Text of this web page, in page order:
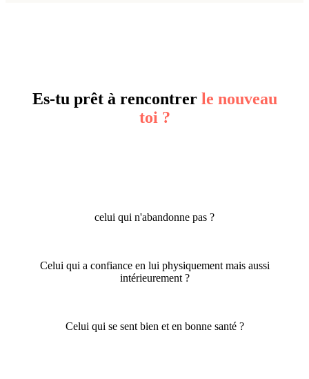
Es-tu prêt à rencontrer le nouveau
toi ?
celui qui n'abandonne pas ?
Celui qui a confiance en lui physiquement mais aussi
intérieurement ?
Celui qui se sent bien et en bonne santé ?